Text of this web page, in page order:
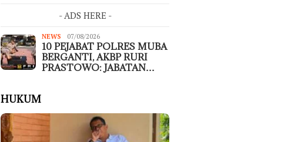
- ADS HERE -
NEWS 07/08/2026
10 PEJABAT POLRES MUBA
BERGANTI, AKBP RURI
PRASTOWO: JABATAN…
HUKUM